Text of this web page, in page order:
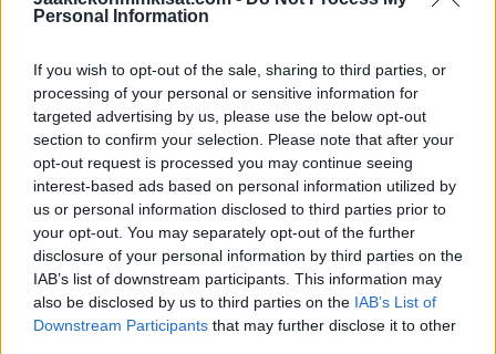
Personal Information
If you wish to opt-out of the sale, sharing to third parties, or
processing of your personal or sensitive information for
targeted advertising by us, please use the below opt-out
section to confirm your selection. Please note that after your
opt-out request is processed you may continue seeing
interest-based ads based on personal information utilized by
us or personal information disclosed to third parties prior to
your opt-out. You may separately opt-out of the further
disclosure of your personal information by third parties on the
IAB’s list of downstream participants. This information may
also be disclosed by us to third parties on the IAB’s List of
Downstream Participants that may further disclose it to other
OTHMANN GETS AN ELBOW TO THE
BACK OF THE HEAD FROM ROY.
PARSSINEN SAW IT AND WENT AFTER
ROY. PARSSINEN VS ROY. FULL PLAY
PLUS REPLAY.#NYR
PIC.TWITTER.COM/GBJ5OKH00E
— DAVID (@DAVEYUPPER)MARCH 6,
2025